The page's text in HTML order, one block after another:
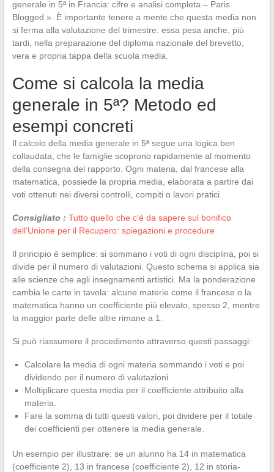
generale in 5ª in Francia: cifre e analisi completa – Paris
Blogged ». È importante tenere a mente che questa media non
si ferma alla valutazione del trimestre: essa pesa anche, più
tardi, nella preparazione del diploma nazionale del brevetto,
vera e propria tappa della scuola media.
Come si calcola la media
generale in 5ª? Metodo ed
esempi concreti
Il calcolo della media generale in 5ª segue una logica ben
collaudata, che le famiglie scoprono rapidamente al momento
della consegna del rapporto. Ogni materia, dal francese alla
matematica, possiede la propria media, elaborata a partire dai
voti ottenuti nei diversi controlli, compiti o lavori pratici.
Consigliato : Tutto quello che c'è da sapere sul bonifico
dell'Unione per il Recupero: spiegazioni e procedure
Il principio è semplice: si sommano i voti di ogni disciplina, poi si
divide per il numero di valutazioni. Questo schema si applica sia
alle scienze che agli insegnamenti artistici. Ma la ponderazione
cambia le carte in tavola: alcune materie come il francese o la
matematica hanno un coefficiente più elevato, spesso 2, mentre
la maggior parte delle altre rimane a 1.
Si può riassumere il procedimento attraverso questi passaggi:
Calcolare la media di ogni materia sommando i voti e poi
dividendo per il numero di valutazioni.
Moltiplicare questa media per il coefficiente attribuito alla
materia.
Fare la somma di tutti questi valori, poi dividere per il totale
dei coefficienti per ottenere la media generale.
Un esempio per illustrare: se un alunno ha 14 in matematica
(coefficiente 2), 13 in francese (coefficiente 2), 12 in storia-